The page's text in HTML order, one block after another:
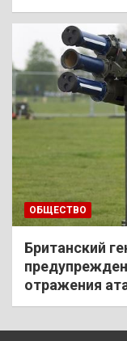
ОБЩЕСТВО
Британский
отражения